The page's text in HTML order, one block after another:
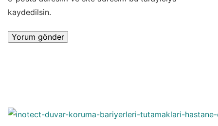
kaydedilsin.